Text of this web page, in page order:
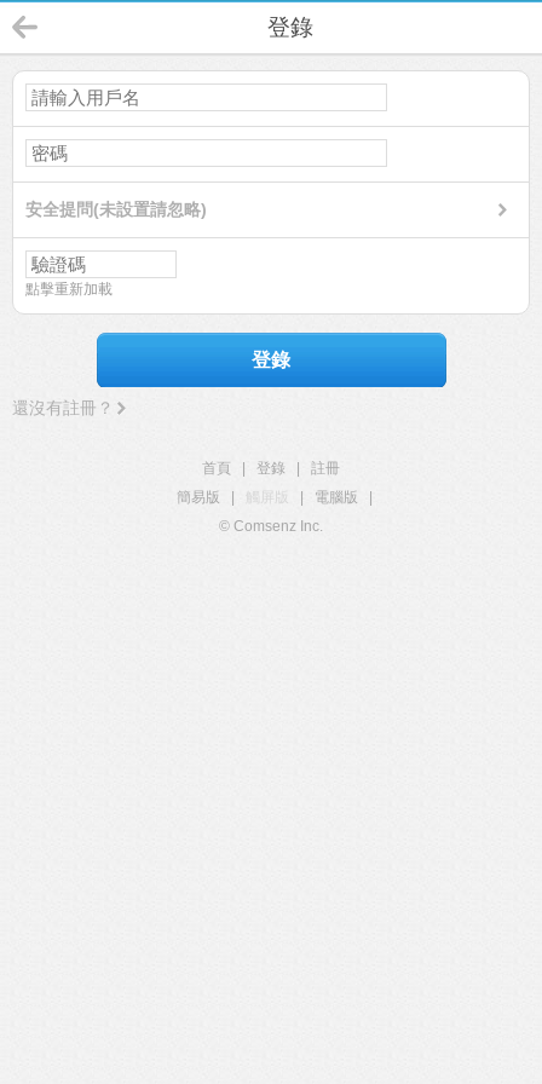
登錄
安全提問(未設置請忽略)
點擊重新加載
登錄
還沒有註冊？
首頁 登錄
註冊
簡易版
觸屏版 電腦版
© Comsenz Inc.